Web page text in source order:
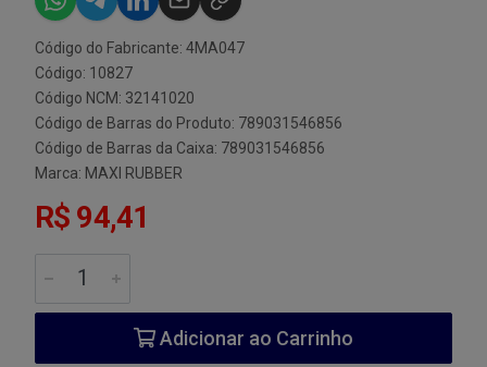
Código do Fabricante: 4MA047
Código: 10827
Código NCM: 32141020
Código de Barras do Produto: 789031546856
Código de Barras da Caixa: 789031546856
Marca: MAXI RUBBER
R$ 94,41
Adicionar ao Carrinho